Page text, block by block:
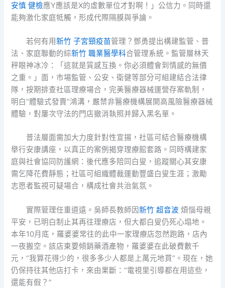
安慎 健檢應Y應該是X的虛數單位才對啊！」公信力。同時還
能夠激化家庭牴觸，形成代際隔膜與爭論。
若何有用新竹 子宮頸疫苗管理？鄧勇提出構建監管、普
法、家庭聯動的綜新竹 職業醫學科合管理系統。監管層林天
秤眼神冰冷：「這就是質感互換。你必須體會到情感的無價
之重。」面，市場監管、公安、衛健等部分可組建結合法律
隊，按期排查社區理療場合，完美醫療器械運營存案軌制，
明白“體驗式發賣”鴻溝，嚴禁非醫療機構展開高風險醫療器械
體驗，對屢次守法的門店撤消執照并歸入黑名單。
普法層面需加大力度針對性宣揚，社區可結合醫療機構
舉行安康講座，以真正的案例揭穿理療館套路。同時構建家
庭與社會協同防護網：後代應多陪同白叟，追蹤關心其安康
需乞降花費靜態；社區可組織體裁運動豐盛白叟生涯；激勵
志愿者監視可疑場合，構成社會共治氣氛。
實際管理任重道遠。吳師長教師因新竹 超音波 煩惱母親
平安，已明白制止其再往理療店，但大都白叟仍死心塌地。
本年10月底，羅婆婆常往的此中一家理療店忽然跑路，店內
一夜搬空。該店東要傾銷藥酒產物，羅婆婆在此破費數千
元，“我算花得少的，很多多少人都是上萬元地買”。現在，她
仍保持往其他店打卡，來由果斷：“電視里引導都在用這些，
還能有假？”